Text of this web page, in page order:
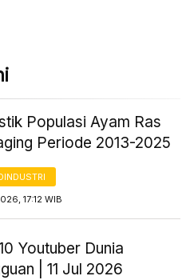
Populasi Ayam Ras
Periode 2013-2025
17:12 WIB
Youtuber Dunia
| 11 Jul 2026